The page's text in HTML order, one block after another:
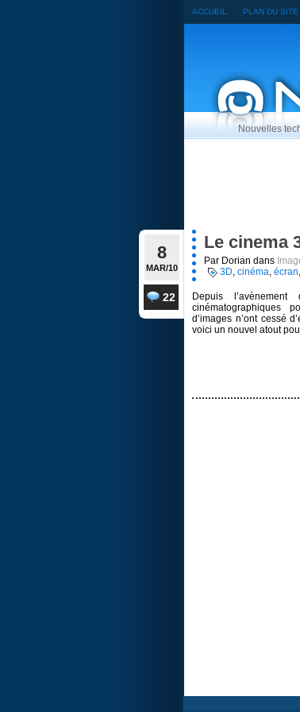
ACCUEIL PLAN DU SITE
Nouvelles
Le cinema
8
MAR/10
22
Par Dorian dans
3D, cinéma, écran,
Depuis
cinématographiques
d’images n’ont cessé
voici un nouvel atout